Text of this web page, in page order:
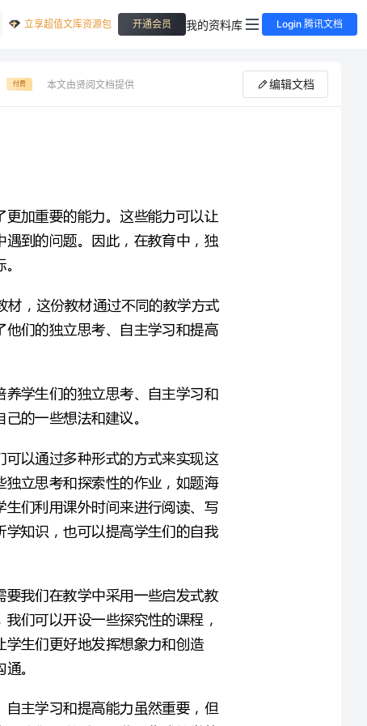
立享超值文库资源包 开通会员 我的资料库 Login 腾讯文档
付费 本文由贤阅文档提供 编辑文档
域中对学生进行教育和培养，也能悄悄地帮助我们在学生的独立思考、自主学习和提高能力培
养中发挥积极作用。作为教师，我们需要更加注重学生们的自主学习、独立思考、团队合作和
交流沟通能力，让他们在学习中走得更远。而学生们也需要在日常学习中注重自我学习和思
而外研社六年级语文上册练习5课教案就是一份非常好的教材，这份教材通过不同的教学方式
作为一名语文教师，我们应该如何利用这份教材来辅助与培养学生们的独立思考、自主学习和
一点。比如，我们可以要求学生们在规定的时间内完成一些独立思考和探索性的作业，如题海
作和创作等活动。这样不仅可以让学生们提前预习和巩固所学知识，也可以提高学生们的自我
在教学时，我们应该更加注重学生们的独立思考能力。这需要我们在教学中采用一些启发式教
学方法，让学生们学会与自己的思考、探索和创新。其中，我们可以开设一些探究性的课程，
如研究体验类、探究课题研究类等等。这些课程不仅可以让学生们更好地发挥想象力和创造
是我们也不能忽视学生们与他人交流沟通的能力。在教学中，我们可以采用一些合作式教学的
和分享。这样可以让学生们更好地发挥人际协作和社交技能，更好地适应未来的社会环境。